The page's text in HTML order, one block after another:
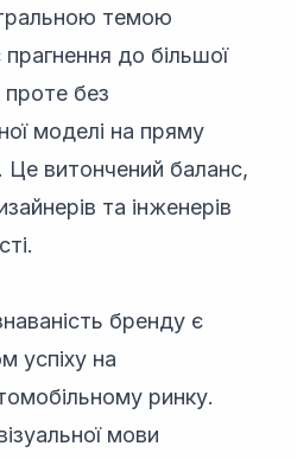
темою
прагнення до більшої
проте без
моделі на пряму
Це витончений баланс,
та інженерів
бренду є
успіху на
ринку.
мови